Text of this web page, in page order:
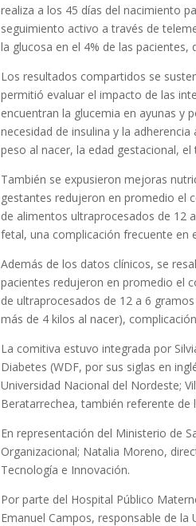
realiza a los 45 días del nacimiento
seguimiento activo a través de
la glucosa en el 4% de las
Los resultados compartidos se
permitió evaluar el impacto de las
encuentran la glucemia en ayunas y
necesidad de insulina y la
peso al nacer, la edad gestacional,
También se expusieron mejoras
gestantes redujeron en promedio el
de alimentos ultraprocesados de 12
fetal, una complicación frecuente en
Además de los datos clínicos, se
pacientes redujeron en promedio el
de ultraprocesados de 12 a 6
más de 4 kilos al nacer),
La comitiva estuvo integrada por
Diabetes (WDF, por sus siglas en
Universidad Nacional del Nordeste;
Beratarrechea, también referente de
En representación del Ministerio de
Organizacional; Natalia Moreno,
Tecnología e Innovación.
Por parte del Hospital Público
Emanuel Campos, responsable de